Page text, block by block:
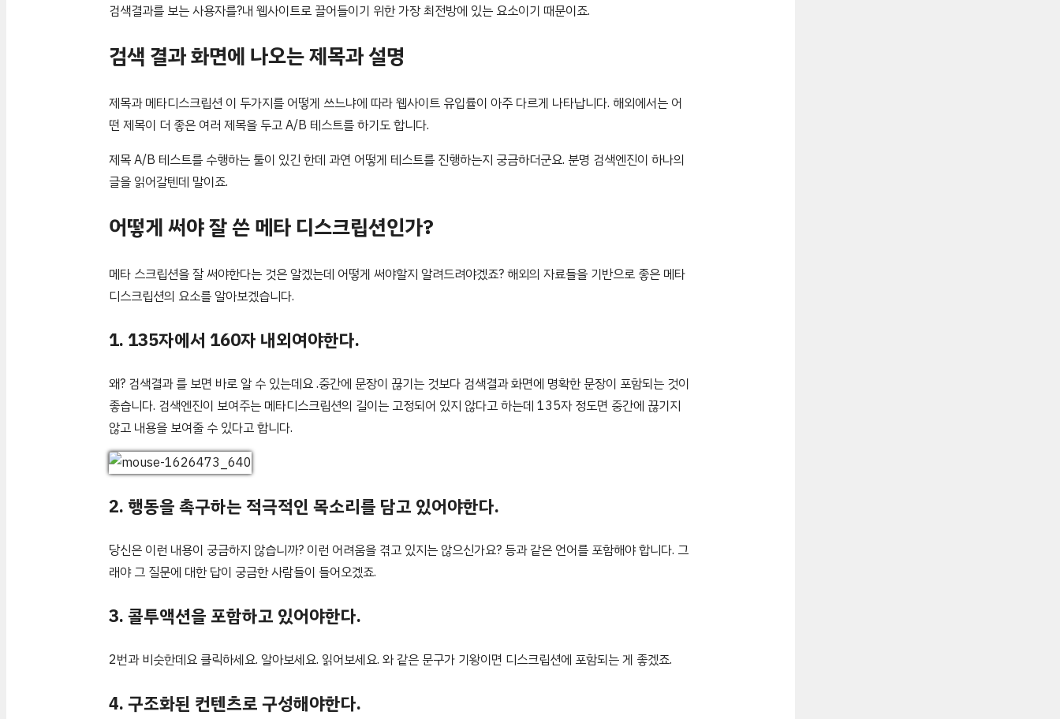
검색결과를 보는 사용자를?내 웹사이트로 끌어들이기 위한 가장 최전방에 있는 요소이기 때문이죠.
검색 결과 화면에 나오는 제목과 설명
제목과 메타디스크립션 이 두가지를 어떻게 쓰느냐에 따라 웹사이트 유입률이 아주 다르게 나타납니다. 해외에서는 어
떤 제목이 더 좋은 여러 제목을 두고 A/B 테스트를 하기도 합니다.
제목 A/B 테스트를 수행하는 툴이 있긴 한데 과연 어떻게 테스트를 진행하는지 궁금하더군요. 분명 검색엔진이 하나의
글을 읽어갈텐데 말이죠.
어떻게 써야 잘 쓴 메타 디스크립션인가?
메타 스크립션을 잘 써야한다는 것은 알겠는데 어떻게 써야할지 알려드려야겠죠? 해외의 자료들을 기반으로 좋은 메타
디스크립션의 요소를 알아보겠습니다.
1. 135자에서 160자 내외여야한다.
왜? 검색결과 를 보면 바로 알 수 있는데요 .중간에 문장이 끊기는 것보다 검색결과 화면에 명확한 문장이 포함되는 것이
좋습니다. 검색엔진이 보여주는 메타디스크립션의 길이는 고정되어 있지 않다고 하는데 135자 정도면 중간에 끊기지
않고 내용을 보여줄 수 있다고 합니다.
2. 행동을 촉구하는 적극적인 목소리를 담고 있어야한다.
당신은 이런 내용이 궁금하지 않습니까? 이런 어려움을 겪고 있지는 않으신가요? 등과 같은 언어를 포함해야 합니다. 그
래야 그 질문에 대한 답이 궁금한 사람들이 들어오겠죠.
3. 콜투액션을 포함하고 있어야한다.
2번과 비슷한데요 클릭하세요. 알아보세요. 읽어보세요. 와 같은 문구가 기왕이면 디스크립션에 포함되는 게 좋겠죠.
4. 구조화된 컨텐츠로 구성해야한다.